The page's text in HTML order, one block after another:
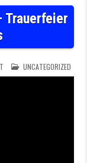
Trauerfeier
ON COBURGPOSTED IN
UNCATEGORIZED